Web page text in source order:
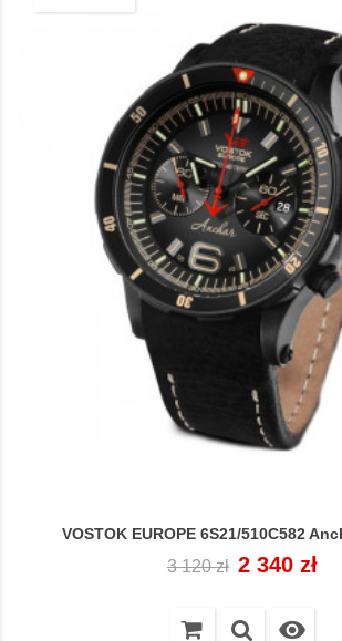
VOSTOK EUROPE 6S21/510C582
Cena
3 120 zł Cena
2 340 zł
